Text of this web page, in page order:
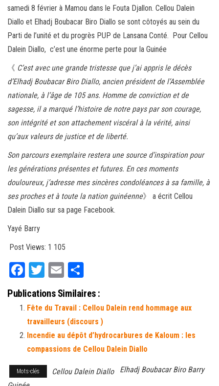
samedi 8 février à Mamou dans le Fouta Djallon. Cellou Dalein
Diallo et Elhadj Boubacar Biro Diallo se sont côtoyés au sein du
Parti de l’unité et du progrès PUP de Lansana Conté. Pour Cellou
Dalein Diallo, c’est une énorme perte pour la Guinée
《 C’est avec une grande tristesse que j’ai appris le décès
d’Elhadj Boubacar Biro Diallo, ancien président de l’Assemblée
nationale, à l’âge de 105 ans. Homme de conviction et de
sagesse, il a marqué l’histoire de notre pays par son courage,
son intégrité et son attachement viscéral à la vérité, ainsi
qu’aux valeurs de justice et de liberté.
Son parcours exemplaire restera une source d’inspiration pour
les générations présentes et futures. En ces moments
douloureux, j’adresse mes sincères condoléances à sa famille, à
ses proches et à toute la nation guinéenne》 a écrit Cellou
Dalein Diallo sur sa page Facebook.
Yayé Barry
Post Views: 1 105
Fa
ce
bo
ok
T
tt
er
E
m
ail ag
er
Publications Similaires :
Fête du Travail : Cellou Dalein rend hommage aux
travailleurs (discours )
Incendie au dépôt d’hydrocarbures de Kaloum : les
compassions de Cellou Dalein Diallo
Mots-clés Cellou Dalein Diallo
Elhadj Boubacar Biro Barry